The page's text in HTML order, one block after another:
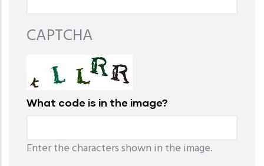
CAPTCHA
What code is in the image?
Enter the characters shown in the image.